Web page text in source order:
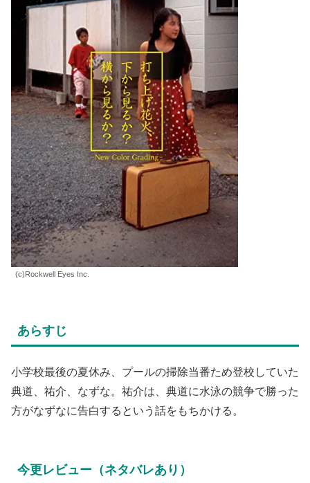
(c)Rockwell Eyes Inc.
あらすじ
小学校最後の夏休み、プールの掃除当番ため登校していた
典道、祐介、なずな。祐介は、典道に水泳の競争で勝った
方がなずなに告白するという話をもちかける。
今更レビュー（ネタバレあり）